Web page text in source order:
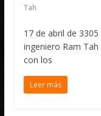
Tah
17 de abril de
ingeniero Ram
con los
Leer más